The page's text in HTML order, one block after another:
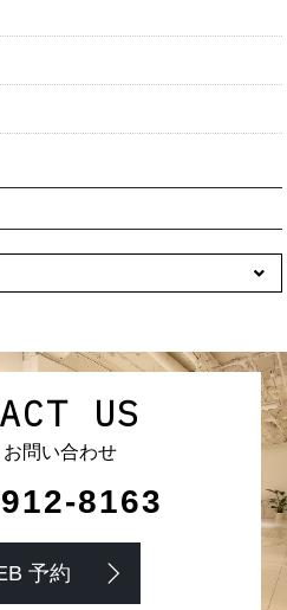
US
お問い合わせ
8163
予約